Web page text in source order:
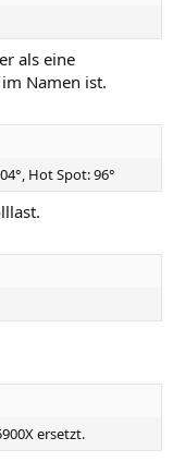
als eine
Namen ist.
Hot Spot: 96°
ersetzt.